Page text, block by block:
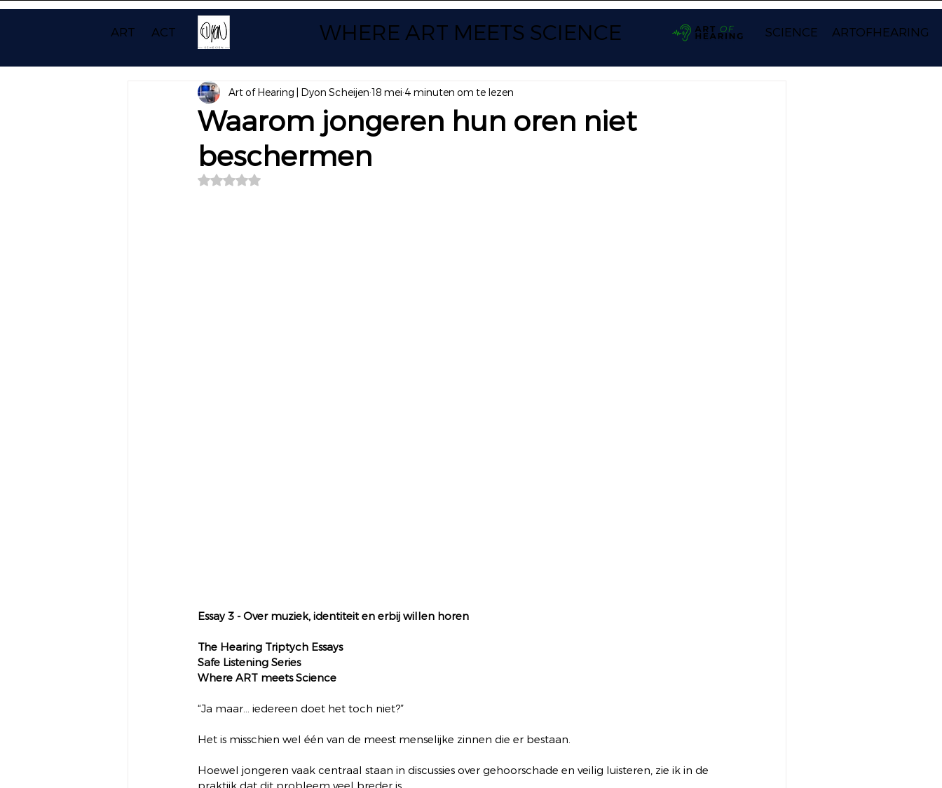
ART ACT WHERE ART MEETS SCIENCE SCIENCE ARTOFHEARING
Waarom jongeren hun oren niet
beschermen
Art of Hearing | Dyon Scheijen 18 mei 4 minuten om te lezen
Beoordeeld met NaN uit 5 sterren.
Essay 3 - Over muziek, identiteit en erbij willen horen
The Hearing Triptych Essays
Safe Listening Series
Where ART meets Science
“Ja maar… iedereen doet het toch niet?”
Het is misschien wel één van de meest menselijke zinnen die er bestaan.
Hoewel jongeren vaak centraal staan in discussies over gehoorschade en veilig luisteren, zie ik in de